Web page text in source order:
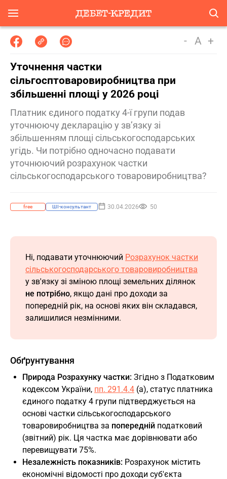
- A +
Уточнення частки
сільгосптоваровиробництва при
збільшенні площі у 2026 році
Платник єдиного податку 4-ї групи подав
уточнюючу декларацію у зв’язку зі
збільшенням площі сільськогосподарських
угідь. Чи потрібно одночасно подавати
уточнюючий розрахунок частки
сільськогосподарського товаровиробництва?
free ШІ-консультант 30.04.2026 50
Ні, подавати уточнюючий Розрахунок частки
сільськогосподарського товаровиробництва
у зв'язку зі зміною площі земельних ділянок
не потрібно, якщо дані про доходи за
попередній рік, на основі яких він складався,
залишилися незмінними.
Обґрунтування
Природа Розрахунку частки: Згідно з Податковим
кодексом України, пп. 291.4.4 (а), статус платника
єдиного податку 4 групи підтверджується на
основі частки сільськогосподарського
товаровиробництва за попередній податковий
(звітний) рік. Ця частка має дорівнювати або
перевищувати 75%.
Незалежність показників: Розрахунок містить
економічні відомості про доходи суб'єкта